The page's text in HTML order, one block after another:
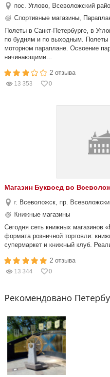
пос. Углово, Всеволожский
Спортивные магазины,
Полеты в Санкт-Петербурге, в
по будням и по выходным. Полеты
моторном параплане. Освоение
начинающими...
2 отзыва
13 353 0
Магазин Буквоед во
г. Всеволожск, пр.
Книжные магазины
Сегодня сеть книжных магазинов
формата розничной торговли:
супермаркет и книжный клуб.
2 отзыва
13 344 0
Рекомендовано